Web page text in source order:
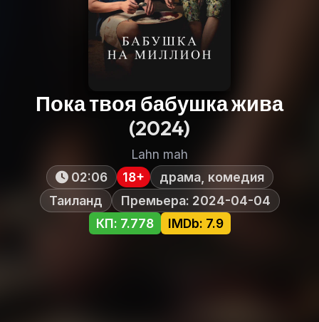
Пока твоя бабушка жива
(2024)
Lahn mah
02:06
18+
драма, комедия
Таиланд
Премьера: 2024-04-04
КП: 7.778
IMDb: 7.9